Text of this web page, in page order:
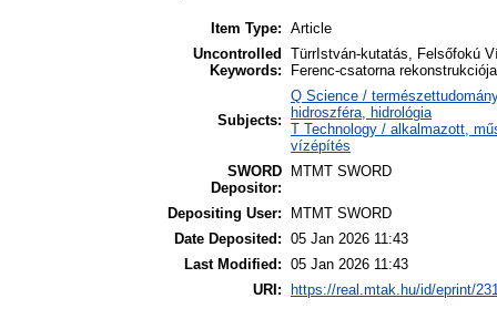
Item Type: Article
Uncontrolled
Keywords:
TürrIstván-kutatás, Felsőfokú
Ferenc-csatorna rekonstrukciója
Subjects:
Q Science /
hidroszféra, hidrológia
T Technology / alkalmazott,
vízépítés
SWORD
Depositor:
MTMT SWORD
Depositing User:
MTMT SWORD
Date Deposited: 05 Jan 2026 11:43
Last Modified: 05 Jan 2026 11:43
URI:
https://real.mtak.hu/id/eprint/